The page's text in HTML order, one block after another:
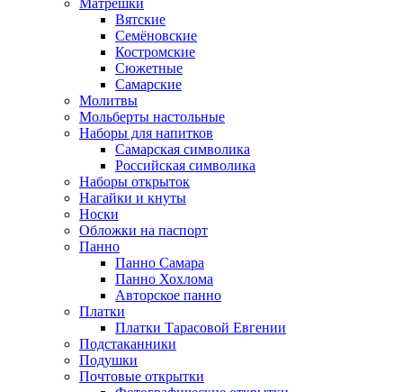
Вятские
Семёновские
Костромские
Сюжетные
Самарские
Молитвы
Мольберты настольные
Наборы для напитков
Самарская символика
Российская символика
Наборы открыток
Нагайки и кнуты
Носки
Обложки на паспорт
Панно
Панно Самара
Панно Хохлома
Авторское панно
Платки
Платки Тарасовой Евгении
Подстаканники
Подушки
Почтовые открытки